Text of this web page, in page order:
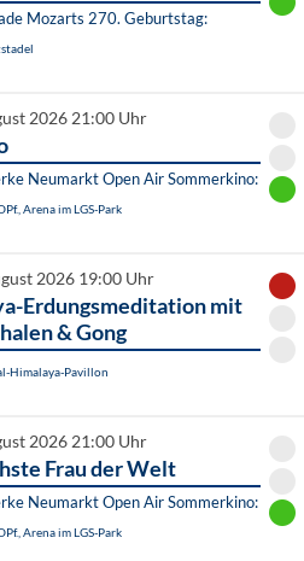
Mozarts 270. Geburtstag:
2026 21:00 Uhr
Neumarkt Open Air Sommerkino:
Arena im LGS-Park
2026 19:00 Uhr
Erdungsmeditation mit
& Gong
Himalaya-Pavillon
2026 21:00 Uhr
Frau der Welt
Neumarkt Open Air Sommerkino:
Arena im LGS-Park